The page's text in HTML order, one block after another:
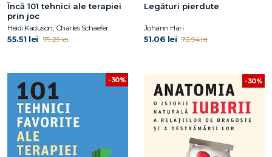
Încă 101 tehnici ale terapiei
prin joc
Heidi Kaduson, Charles Schaefer
55.51 lei 79.29 lei
Legături pierdute
Johann Hari
51.06 lei 72.94 lei
-30% -30%